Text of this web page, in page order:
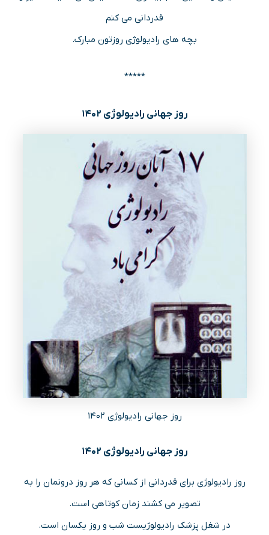
قدردانی می کنم
بچه های رادیولوژی روزتون مبارک.
*****
روز جهانی رادیولوژی ۱۴۰۲
روز جهانی رادیولوژی ۱۴۰۲
روز جهانی رادیولوژی ۱۴۰۲
روز رادیولوژی برای قدردانی از کسانی که هر روز درونمان را به
تصویر می کشند زمان کوتاهی است.
در شغل پزشک رادیولوژیست شب و روز یکسان است.